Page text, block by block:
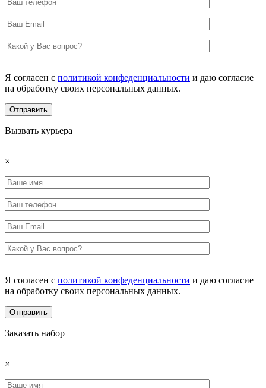
Я согласен с политикой конфеденциальности и даю согласие
на обработку своих персональных данных.
Вызвать курьера
×
Я согласен с политикой конфеденциальности и даю согласие
на обработку своих персональных данных.
Заказать набор
×